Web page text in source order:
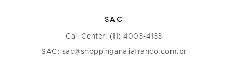
SAC
Call Center: (11) 4003-4133
SAC: sac@shoppinganaliafranco.com.br